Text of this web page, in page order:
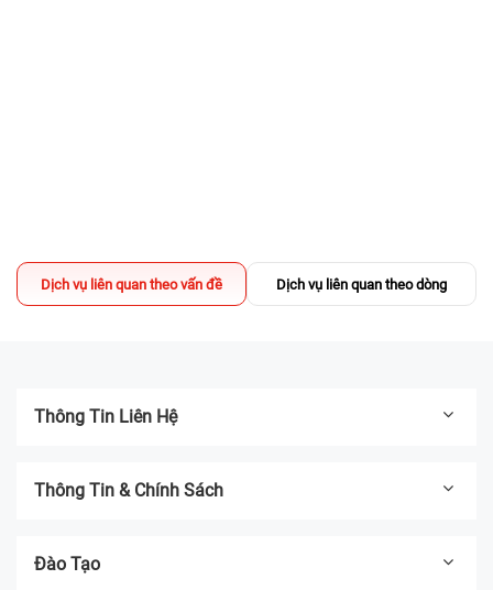
Bệnh Viện Điện Thoại, Laptop 24h
04/03/2025
Dịch vụ liên quan theo vấn đề Dịch vụ liên quan theo dòng
Thông Tin Liên Hệ
Thông Tin & Chính Sách
Đào Tạo